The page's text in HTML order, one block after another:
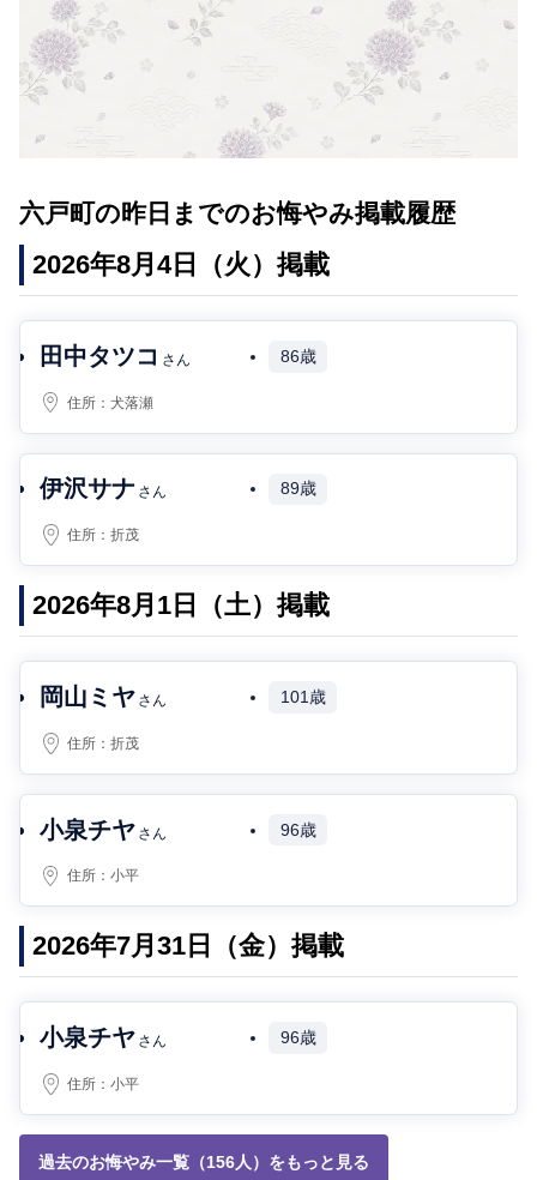
六戸町の昨日までのお悔やみ掲載履歴
2026年8月4日（火）掲載
田中タツコ さん 86歳
住所：犬落瀬
伊沢サナ さん 89歳
住所：折茂
2026年8月1日（土）掲載
岡山ミヤ さん 101歳
住所：折茂
小泉チヤ さん 96歳
住所：小平
2026年7月31日（金）掲載
小泉チヤ さん 96歳
住所：小平
過去のお悔やみ一覧（156人）をもっと見る